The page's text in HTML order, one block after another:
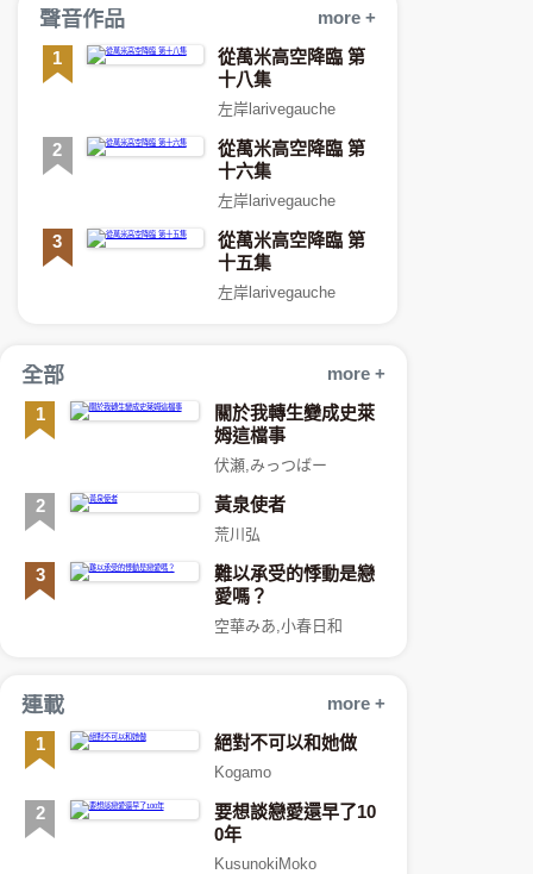
聲音作品
more +
1
從萬米高空降臨 第
十八集
左岸larivegauche
2
從萬米高空降臨 第
十六集
左岸larivegauche
3
從萬米高空降臨 第
十五集
左岸larivegauche
全部
more +
1
關於我轉生變成史萊
姆這檔事
伏瀬,みっつばー
2 黃泉使者
荒川弘
3
難以承受的悸動是戀
愛嗎？
空華みあ,小春日和
連載
more +
1
絕對不可以和她做
Kogamo
2
要想談戀愛還早了10
0年
KusunokiMoko